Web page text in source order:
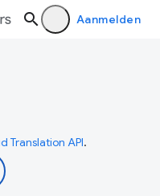
Aanmelden
Translation API.